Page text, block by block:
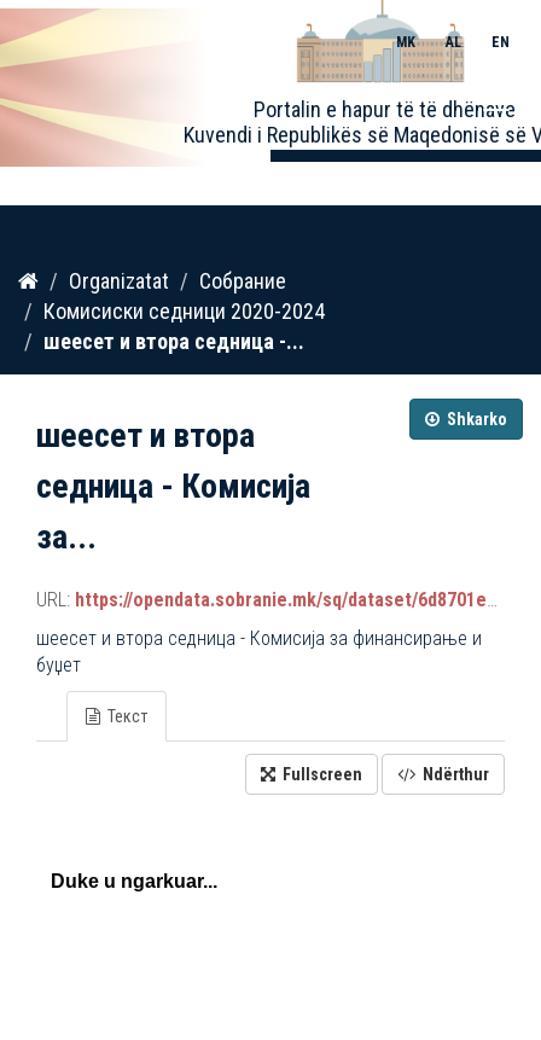
Kalo
përmbajtja
Portalin e hapur të të dhënave
Kuvendi i Republikës së Maqedonisë së
MK AL EN
Toggle
Organizatat
Собрание
Комисиски седници 2020-2024
шеесет и втора седница -...
Shkarko
шеесет и втора
седница - Комисија
за...
URL: https://opendata.sobranie.mk/sq/dataset/6d8701ea-3a42-465d-8f88-639bc6dc1a8e/resource/9e2839d9-8b08-42cd-8999-f04f14acf47c/download/komisiski_sednici.json
шеесет и втора седница - Комисија за финансирање и
буџет
Текст
Fullscreen Ndërthur